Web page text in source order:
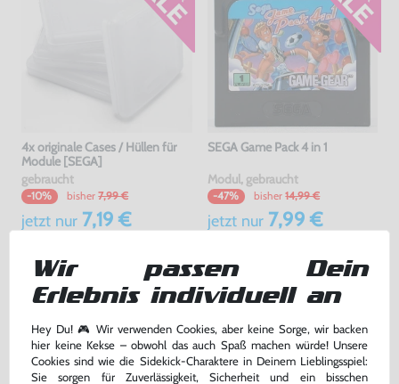
4x originale Cases / Hüllen für
Module [SEGA]
gebraucht
-10% bisher 7,99 €
jetzt nur7,19 €
SEGA Game Pack 4 in 1
Modul, gebraucht
-47% bisher 14,99 €
jetzt nur7,99 €
Wir passen Dein
Erlebnis individuell an
Hey Du! 🎮 Wir verwenden Cookies, aber keine Sorge, wir backen
hier keine Kekse – obwohl das auch Spaß machen würde! Unsere
Cookies sind wie die Sidekick-Charaktere in Deinem Lieblingsspiel:
Sie sorgen für Zuverlässigkeit, Sicherheit und ein bisschen